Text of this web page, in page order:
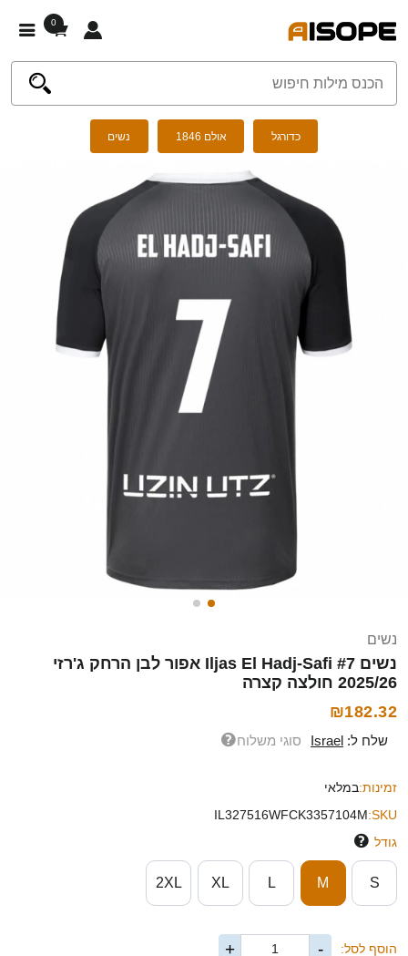
0
כדורגל אולם 1846 נשים
נשים
נשים Iljas El Hadj-Safi #7 אפור לבן הרחק ג'רזי
2025/26 חולצה קצרה
₪182.32
שלח ל: Israel סוגי משלוח
זמינות:במלאי
SKU:
IL327516WFCK3357104M
גודל
S
M
L
XL
2XL
הוסף לסל: -
+